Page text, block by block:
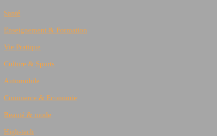
Santé
Enseignement & Formation
Vie Pratique
Culture & Sports
Automobile
Commerce & Economie
Beauté & mode
High-tech